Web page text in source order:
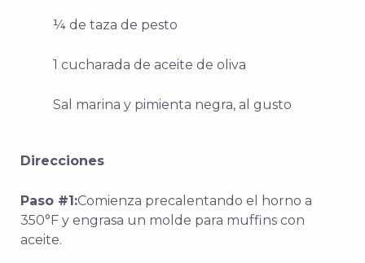
¼ de taza de pesto
1 cucharada de aceite de oliva
Sal marina y pimienta negra, al gusto
Direcciones
Paso #1:Comienza precalentando el horno a
350°F y engrasa un molde para muffins con
aceite.